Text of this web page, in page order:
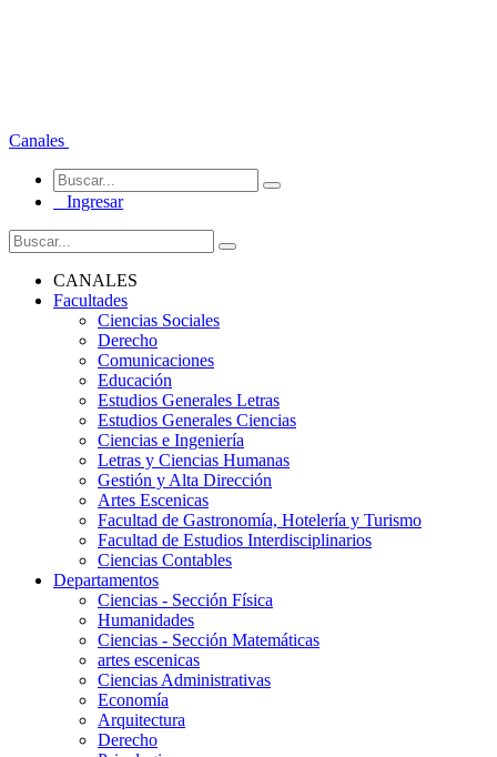
Canales
Ingresar
CANALES
Facultades
Ciencias Sociales
Derecho
Comunicaciones
Educación
Estudios Generales Letras
Estudios Generales Ciencias
Ciencias e Ingeniería
Letras y Ciencias Humanas
Gestión y Alta Dirección
Artes Escenicas
Facultad de Gastronomía, Hotelería y Turismo
Facultad de Estudios Interdisciplinarios
Ciencias Contables
Departamentos
Ciencias - Sección Física
Humanidades
Ciencias - Sección Matemáticas
artes escenicas
Ciencias Administrativas
Economía
Arquitectura
Derecho